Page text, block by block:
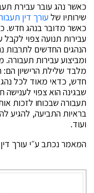
כאשר נהג עובר עבירת
שירותיו של עורך דין
כאשר מדובר בנהג חדש.
עבירות תנועה צפוי
הנהגים החדשים לתרבות
ומביצוע עבירות תעבורה.
מלבד שלילת הרישיון
חדש, כדאי מאוד לכל
שבגינה הוא צפוי לענישה
תעבורה שבכוחו לזכות
בראיות התביעה, להגיע
ועוד.
המאמר נכתב ע״י עורך דין